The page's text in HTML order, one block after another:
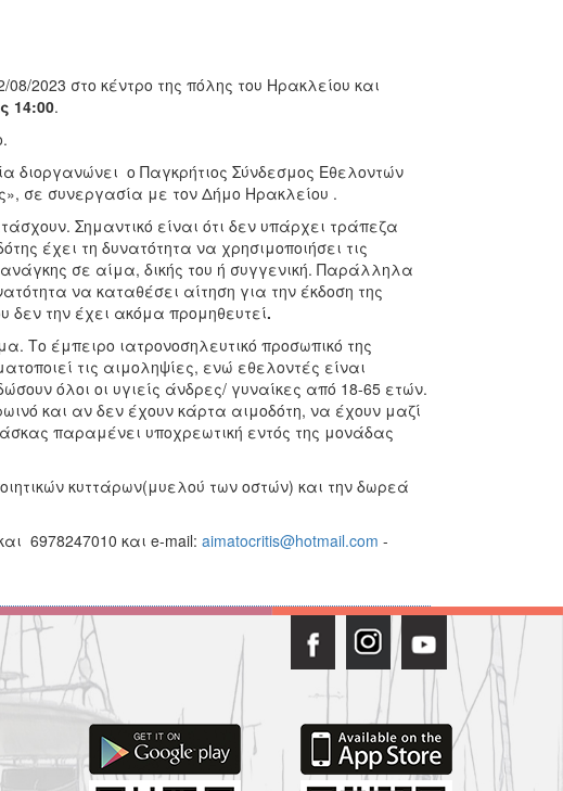
2023 στο κέντρο της πόλης του Ηρακλείου και
14:00.
διοργανώνει ο Παγκρήτιος Σύνδεσμος Εθελοντών
σε συνεργασία με τον Δήμο Ηρακλείου .
Σημαντικό είναι ότι δεν υπάρχει τράπεζα
έχει τη δυνατότητα να χρησιμοποιήσει τις
σε αίμα, δικής του ή συγγενική. Παράλληλα
να καταθέσει αίτηση για την έκδοση της
δεν την έχει ακόμα προμηθευτεί.
Το έμπειρο ιατρονοσηλευτικό προσωπικό της
τις αιμοληψίες, ενώ εθελοντές είναι
όλοι οι υγιείς άνδρες/ γυναίκες από 18-65 ετών.
και αν δεν έχουν κάρτα αιμοδότη, να έχουν μαζί
παραμένει υποχρεωτική εντός της μονάδας
κυττάρων(μυελού των οστών) και την δωρεά
6978247010 και e-mail: aimatocritis@hotmail.com -